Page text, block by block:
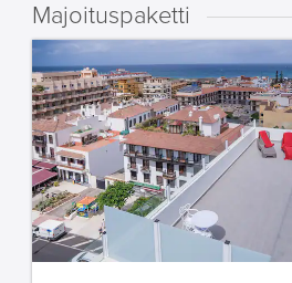
Majoituspaketti